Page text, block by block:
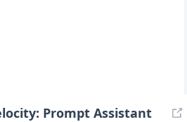
Prompt Assistant